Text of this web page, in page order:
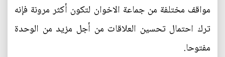
مواقف مختلفة من جماعة الاخوان لتكون أكثر مرونة فإنه
ترك احتمال تحسين العلاقات من أجل مزيد من الوحدة
مفتوحا.